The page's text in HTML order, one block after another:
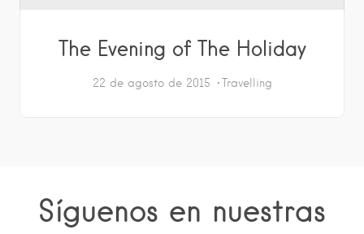
The Evening of The Holiday
22 de agosto de 2015 Travelling
Síguenos en nuestras